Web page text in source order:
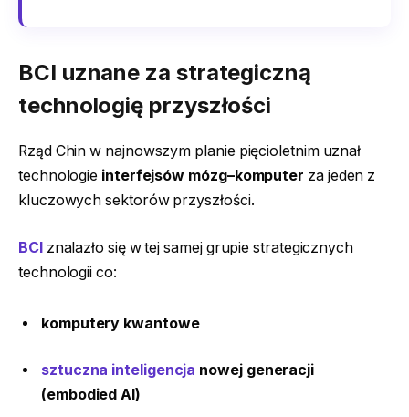
BCI uznane za strategiczną
technologię przyszłości
Rząd Chin w najnowszym planie pięcioletnim uznał
technologie interfejsów mózg–komputer za jeden z
kluczowych sektorów przyszłości.
BCIznalazło się w tej samej grupie strategicznych
technologii co:
komputery kwantowe
sztuczna inteligencja nowej generacji
(embodied AI)